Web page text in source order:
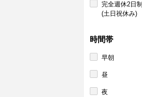
完全週休2日制
(土日祝休み)
時間帯
早朝
昼
夜